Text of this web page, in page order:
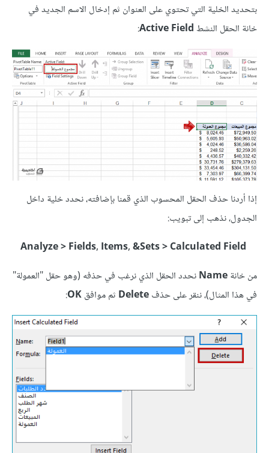
بتحديد الخلية التي تحتوي على العنوان ثم إدخال الاسم الجديد في
خانة الحقل النشطActive Field
:
إذا أردنا حذف الحقل المحسوب الذي قمنا بإضافته، نحدد خلية داخل
الجدول، نذهب إلى تبويب:
من خانةNameنحدد الحقل الذي نرغب في حذفه (وهو حقل "العمولة"
في هذا المثال)، ننقر على حذفDelete ثم موافقOK
: